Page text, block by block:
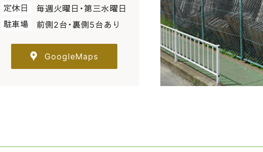
定休日
毎週火曜日・第三水曜日
駐車場
前側2台・裏側5台あり
GoogleMaps